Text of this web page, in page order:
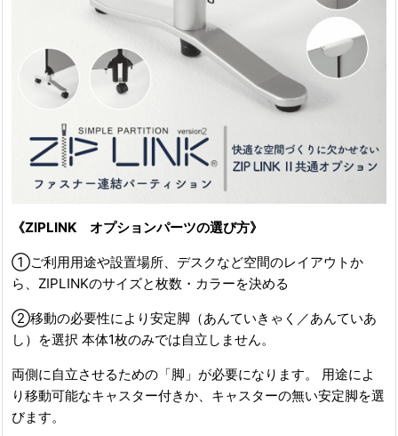
《ZIPLINK オプションパーツの選び方》
①ご利用用途や設置場所、デスクなど空間のレイアウトか
ら、ZIPLINKのサイズと枚数・カラーを決める
②移動の必要性により安定脚（あんていきゃく／あんていあ
し）を選択 本体1枚のみでは自立しません。
両側に自立させるための「脚」が必要になります。 用途によ
り移動可能なキャスター付きか、キャスターの無い安定脚を選
びます。